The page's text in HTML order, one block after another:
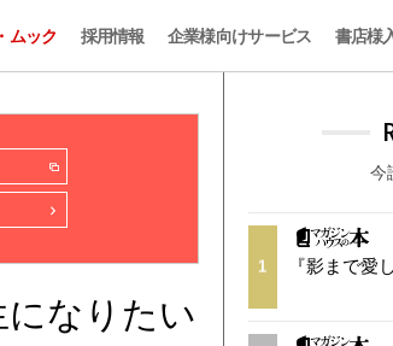
ムック 採用情報 企業様向けサービス 書店様
になりたい
今
1 『影まで